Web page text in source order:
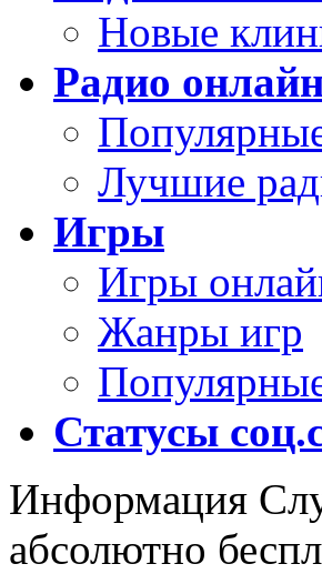
Новые
Радио
Лучшие
Игры
Игры
Жанры игр
Статусы
Информация
абсолютно